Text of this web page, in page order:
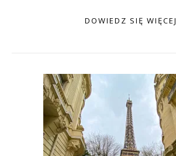
DOWIEDZ SIĘ WIĘCEJ